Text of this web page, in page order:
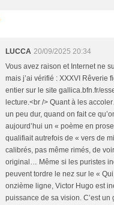
LUCCA 20/09/2025 20:34
Vous avez raison et Internet ne
mais j’ai vérifié : XXXVI Rêverie
entier sur le site gallica.bfn.fr/
lecture.<br /> Quant à les
un peu dur, quand on fait ce
aujourd’hui un « poème en
qualifiait autrefois de « vers de
calibrés, pas même rimés, de
original… Même si les puristes
peuvent tordre le nez sur le «
onzième ligne, Victor Hugo est
puissance de sa vision. C’est un